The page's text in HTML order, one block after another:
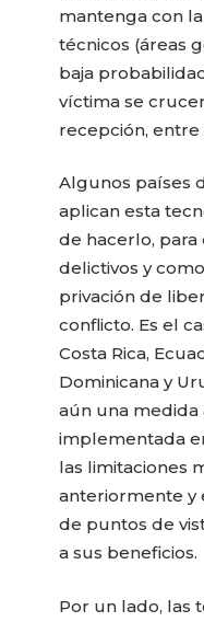
mantenga con
técnicos (áreas
baja
víctima se
recepción, entre
Algunos países
aplican esta
de hacerlo,
delictivos y
privación de
conflicto. Es el
Costa Rica,
Dominicana y
aún una
implementada
las limitaciones
anteriormente y
de puntos de
a sus beneficios.
Por un lado, las